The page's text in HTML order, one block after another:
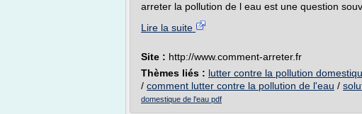
arreter la pollution de l eau est une question
Lire la suite
Site : http://www.comment-arreter.fr
Thèmes liés : lutter contre la pollution
/ comment lutter contre la pollution de l'eau /
domestique de l'eau pdf